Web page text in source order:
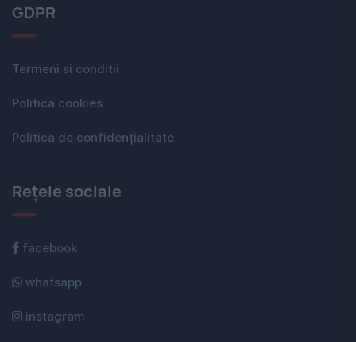
GDPR
Termeni si conditii
Politica cookies
Politica de confidențialitate
Rețele sociale
facebook
whatsapp
instagram